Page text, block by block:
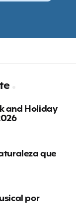
and Holiday
que
por